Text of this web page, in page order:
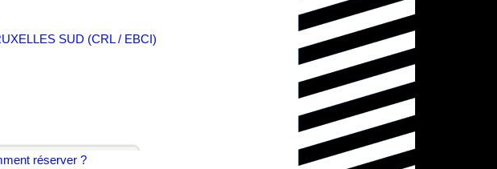
SUD (CRL / EBCI)
réserver ?